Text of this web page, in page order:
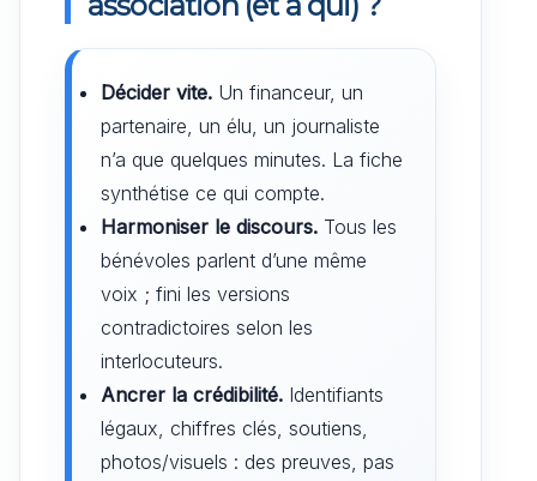
Décider vite. Un financeur, un
partenaire, un élu, un journaliste
n’a que quelques minutes. La fiche
synthétise ce qui compte.
Harmoniser le discours. Tous les
bénévoles parlent d’une même
voix ; fini les versions
contradictoires selon les
interlocuteurs.
Ancrer la crédibilité. Identifiants
légaux, chiffres clés, soutiens,
photos/visuels : des preuves, pas